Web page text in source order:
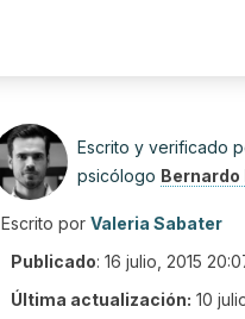
Escrito y verificado
psicólogo Bernardo
Escrito por Valeria Sabater
Publicado: 16 julio, 2015
Última actualización: 10